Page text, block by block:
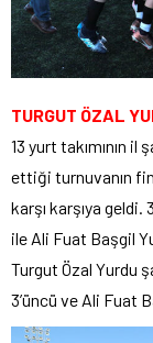
TURGUT ÖZAL
13 yurt takımının
ettiği turnuvanın
karşı karşıya geldi.
ile Ali Fuat Başgil
Turgut Özal Yurdu
3’üncü ve Ali Fuat